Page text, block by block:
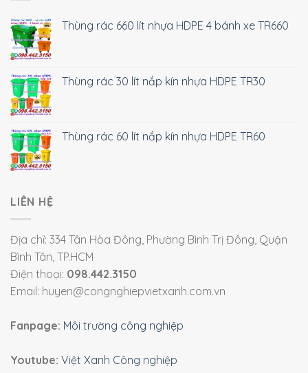
Thùng rác 660 lít nhựa HDPE 4 bánh xe TR660
Thùng rác 30 lít nắp kín nhựa HDPE TR30
Thùng rác 60 lít nắp kín nhựa HDPE TR60
LIÊN HỆ
Địa chỉ: 334 Tân Hòa Đông, Phường Bình Trị Đông, Quận
Bình Tân, TP.HCM
Điện thoại: 098.442.3150
Email: huyen@congnghiepvietxanh.com.vn
Fanpage: Môi trường công nghiệp
Youtube: Việt Xanh Công nghiệp